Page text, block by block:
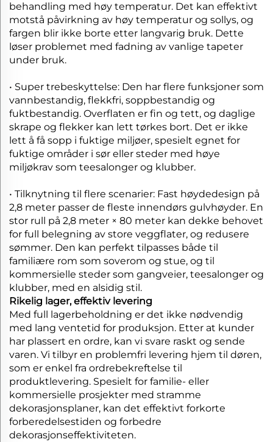
behandling med høy temperatur. Det kan effektivt
motstå påvirkning av høy temperatur og sollys, og
fargen blir ikke borte etter langvarig bruk. Dette
løser problemet med fadning av vanlige tapeter
under bruk.
• Super trebeskyttelse: Den har flere funksjoner som
vannbestandig, flekkfri, soppbestandig og
fuktbestandig. Overflaten er fin og tett, og daglige
skrape og flekker kan lett tørkes bort. Det er ikke
lett å få sopp i fuktige miljøer, spesielt egnet for
fuktige områder i sør eller steder med høye
miljøkrav som teesalonger og klubber.
• Tilknytning til flere scenarier: Fast høydedesign på
2,8 meter passer de fleste innendørs gulvhøyder. En
stor rull på 2,8 meter × 80 meter kan dekke behovet
for full belegning av store veggflater, og redusere
sømmer. Den kan perfekt tilpasses både til
familiære rom som soverom og stue, og til
kommersielle steder som gangveier, teesalonger og
klubber, med en alsidig stil.
Rikelig lager, effektiv levering
Med full lagerbeholdning er det ikke nødvendig
med lang ventetid for produksjon. Etter at kunder
har plassert en ordre, kan vi svare raskt og sende
varen. Vi tilbyr en problemfri levering hjem til døren,
som er enkel fra ordrebekreftelse til
produktlevering. Spesielt for familie- eller
kommersielle prosjekter med stramme
dekorasjonsplaner, kan det effektivt forkorte
forberedelsestiden og forbedre
dekorasjonseffektiviteten.